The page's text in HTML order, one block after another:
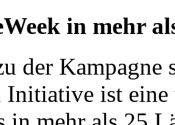
in mehr
der Kampagne
ist eine